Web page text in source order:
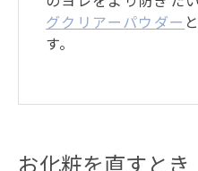
グクリアーパウダー
す。
お化粧を直すとき